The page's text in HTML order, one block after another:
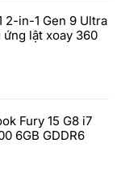
2-in-1 Gen 9 Ultra
ứng lật xoay 360
Fury 15 G8 i7
6GB GDDR6